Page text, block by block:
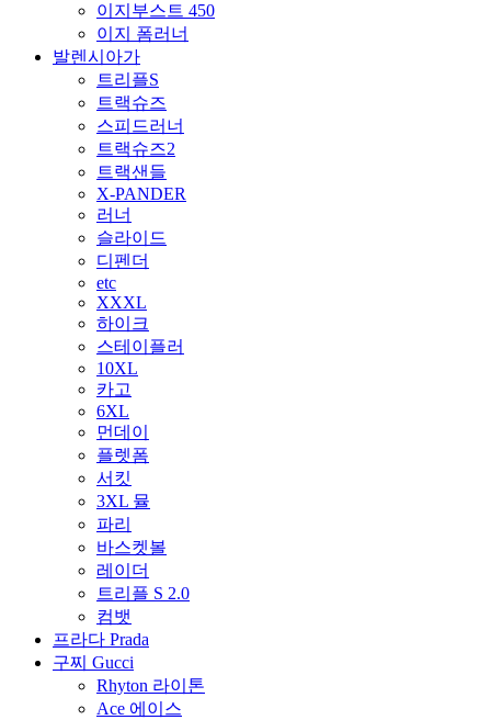
이지부스트 450
이지 폼러너
발렌시아가
트리플S
트랙슈즈
스피드러너
트랙슈즈2
트랙샌들
X-PANDER
러너
슬라이드
디펜더
etc
XXXL
하이크
스테이플러
10XL
카고
6XL
먼데이
플렛폼
서킷
3XL 뮬
파리
바스켓볼
레이더
트리플 S 2.0
컴뱃
프라다 Prada
구찌 Gucci
Rhyton 라이톤
Ace 에이스